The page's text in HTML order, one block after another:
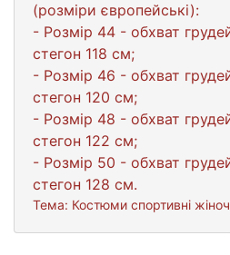
(розміри європейські):
- Розмір 44 - обхват
стегон 118 см;
- Розмір 46 - обхват
стегон 120 см;
- Розмір 48 - обхват
стегон 122 см;
- Розмір 50 - обхват
стегон 128 см.
Тема: Костюми спортивні